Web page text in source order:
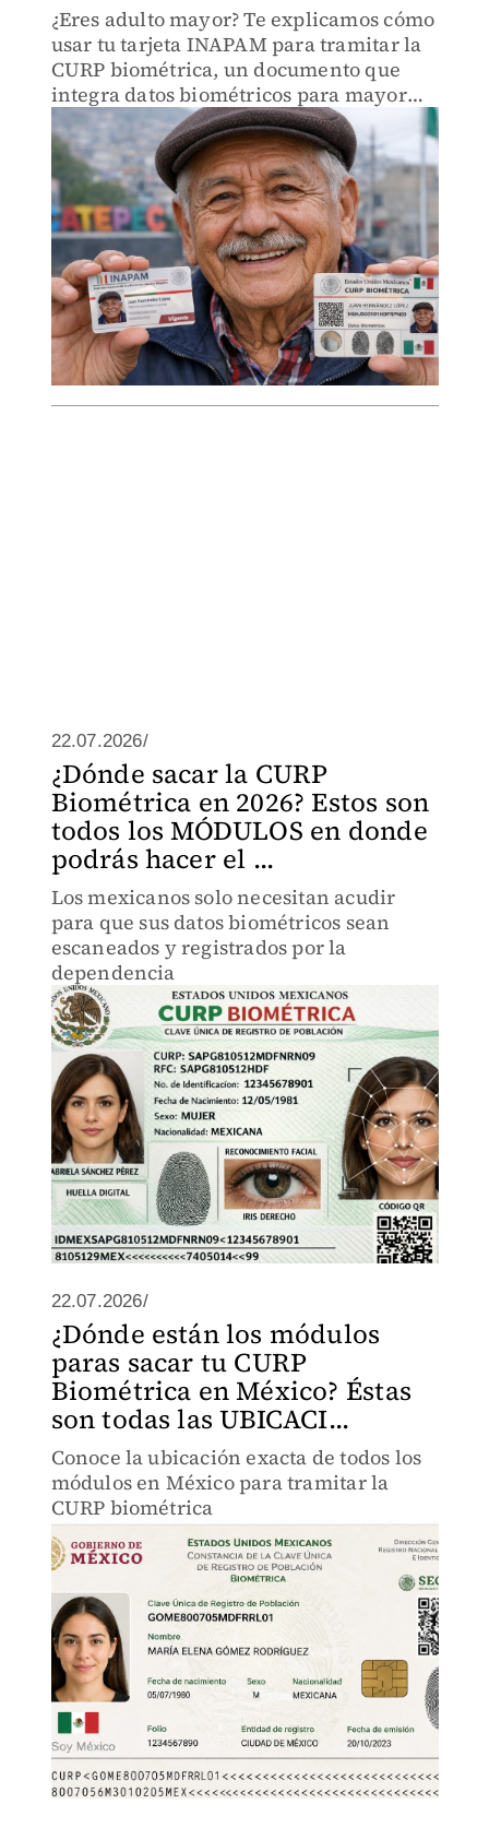
¿Eres adulto mayor? Te explicamos cómo
usar tu tarjeta INAPAM para tramitar la
CURP biométrica, un documento que
integra datos biométricos para mayor
seguridad y validación en México.
22.07.2026/
¿Dónde sacar la CURP
Biométrica en 2026? Estos son
todos los MÓDULOS en donde
podrás hacer el ...
Los mexicanos solo necesitan acudir
para que sus datos biométricos sean
escaneados y registrados por la
dependencia
22.07.2026/
¿Dónde están los módulos
paras sacar tu CURP
Biométrica en México? Éstas
son todas las UBICACI...
Conoce la ubicación exacta de todos los
módulos en México para tramitar la
CURP biométrica